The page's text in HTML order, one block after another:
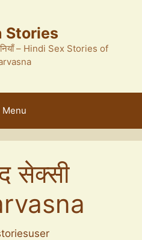
Stories
– Hindi Sex Stories of
Menu
सेक्सी